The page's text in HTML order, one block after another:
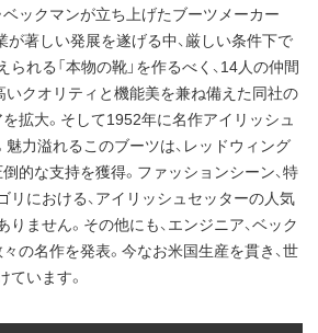
ベックマンが立ち上げたブーツメーカー
が著しい発展を遂げる中、厳しい条件下で
れる「本物の靴」を作るべく、14人の仲間
いクオリティと機能美を兼ね備えた同社の
拡大。そして1952年に名作アイリッシュ
魅力溢れるこのブーツは、レッドウィング
的な支持を獲得。ファッションシーン、特
リにおける、アイリッシュセッターの人気
ません。その他にも、エンジニア、ベック
の名作を発表。今なお米国生産を貫き、世
ています。